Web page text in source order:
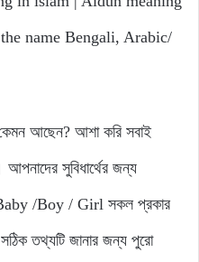
name Bengali, Arabic/
আছেন? আশা করি সবাই
সুবিধার্থের জন্য
/Boy / Girl সকল প্রকার
তথ্যটি জানার জন্য পুরো